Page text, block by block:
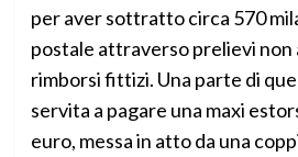
per aver sottratto circa 570
postale attraverso prelievi non
rimborsi fittizi. Una parte di
servita a pagare una maxi
euro, messa in atto da una